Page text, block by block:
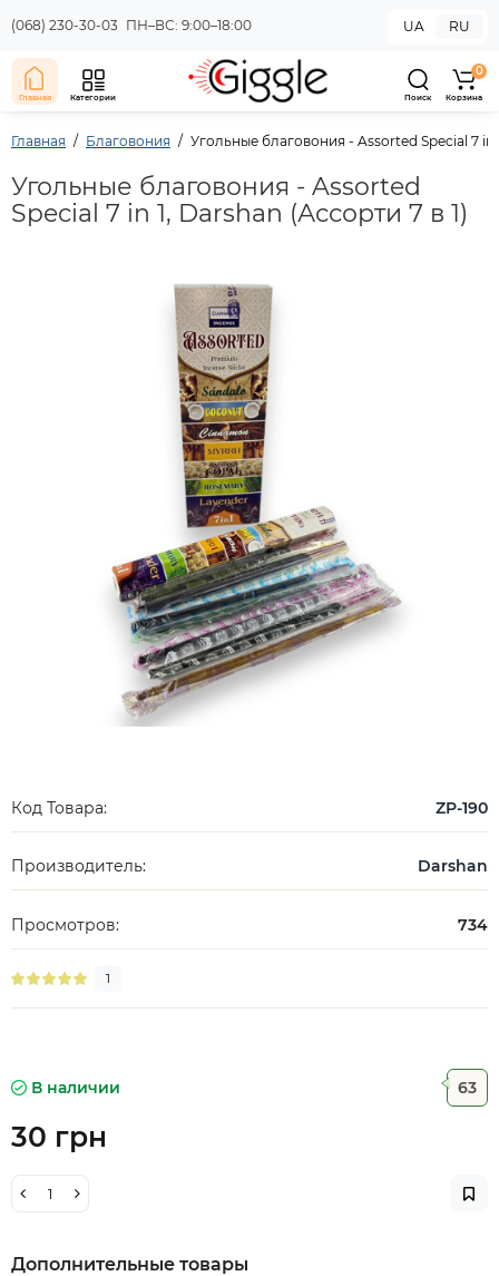
(068) 230-30-03 ПН–ВС: 9:00–18:00 UA RU
Главная Категории Поиск
0
Корзина
Главная Благовония Угольные благовония - Assorted Special 7 in
Угольные благовония - Assorted
Special 7 in 1, Darshan (Ассорти 7 в 1)
Код Товара: ZP-190
Производитель: Darshan
Просмотров: 734
1
В наличии 63
30 грн
Дополнительные товары